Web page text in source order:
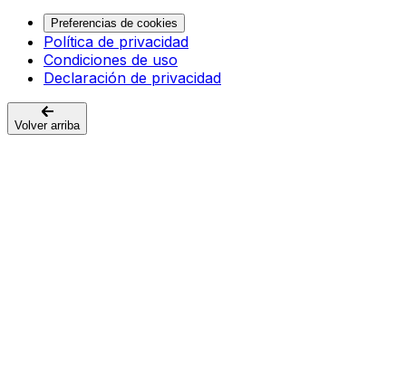
Preferencias de cookies
Política de privacidad
Condiciones de uso
Declaración de privacidad
Volver arriba